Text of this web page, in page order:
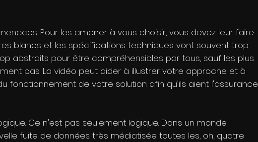
Pour les amener à vous choisir, vous devez leur faire
blancs et les spécifications techniques vont souvent trop
abstraits pour être compréhensibles par tous, sauf les plus
pas. La vidéo peut aider à illustrer votre approche et à
fonctionnement de votre solution afin qu'ils aient l'assurance
Ce n'est pas seulement logique. Dans un monde
fuite de données très médiatisée toutes les, oh, quatre